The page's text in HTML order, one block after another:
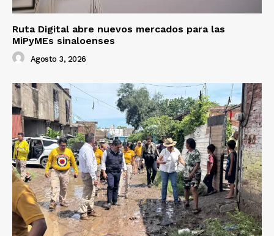
Ruta Digital abre nuevos mercados para las
MiPyMEs sinaloenses
Agosto 3, 2026